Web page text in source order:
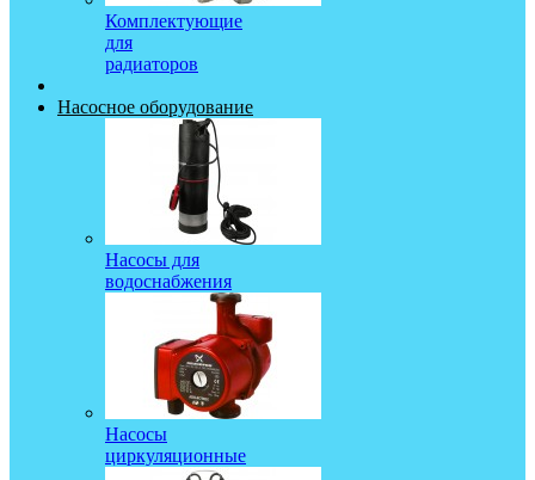
Комплектующие
для
радиаторов
Насосное оборудование
Насосы для
водоснабжения
Насосы
циркуляционные